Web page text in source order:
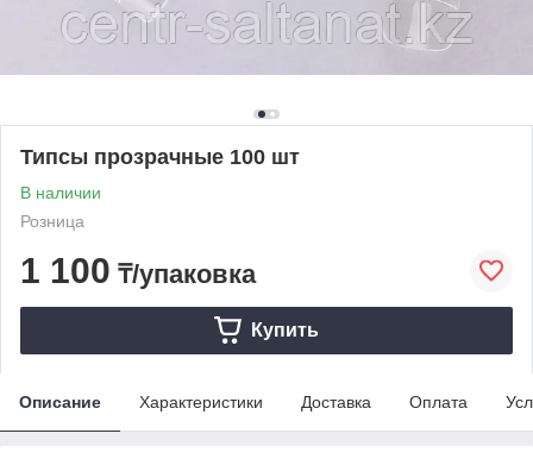
Типсы прозрачные 100 шт
В наличии
Розница
1 100 ₸/упаковка
Купить
Описание Характеристики Доставка Оплата